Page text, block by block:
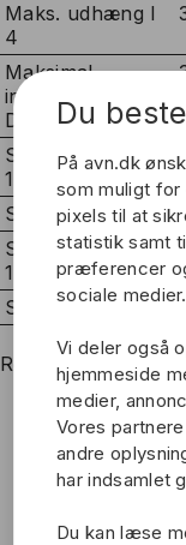
Du
På avn.dk
som muligt for
pixels til at
statistik samt
præferencer
sociale medier.
Vi deler også
hjemmeside
medier,
Vores
andre
har indsamlet
Du kan læse
Maks. udhæng l
4
Maksimal
indstiksdiameter
D max
Samlet længde l
1
Skaftbredde b
Skafthøjde h = h
1
Stikbredde s
Relaterede